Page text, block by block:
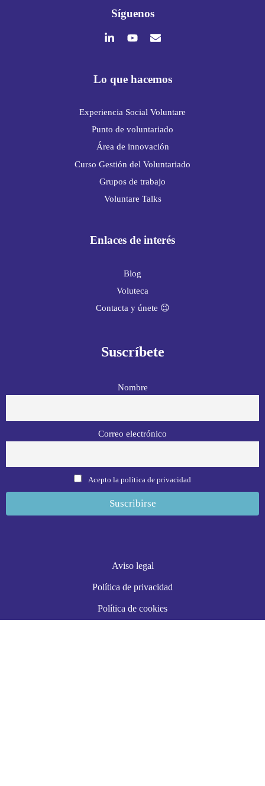
Síguenos
Lo que hacemos
Experiencia Social Voluntare
Punto de voluntariado
Área de innovación
Curso Gestión del Voluntariado
Grupos de trabajo
Voluntare Talks
Enlaces de interés
Blog
Voluteca
Contacta y únete 😉
Suscríbete
Nombre
Correo electrónico
Acepto la política de privacidad
Aviso legal
Política de privacidad
Política de cookies